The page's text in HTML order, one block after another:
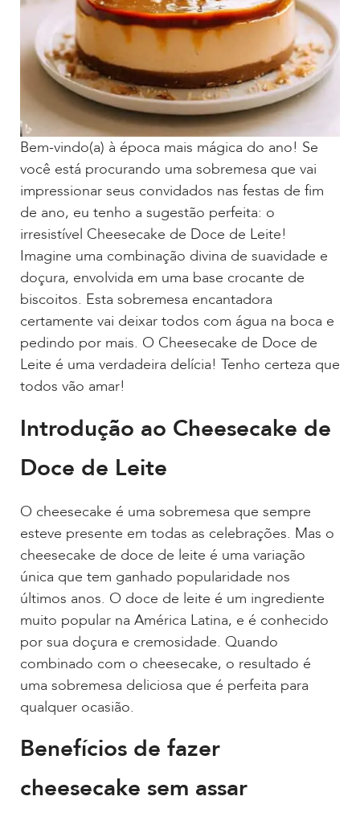
Bem-vindo(a) à época mais mágica do ano! Se
você está procurando uma sobremesa que vai
impressionar seus convidados nas festas de fim
de ano, eu tenho a sugestão perfeita: o
irresistível Cheesecake de Doce de Leite!
Imagine uma combinação divina de suavidade e
doçura, envolvida em uma base crocante de
biscoitos. Esta sobremesa encantadora
certamente vai deixar todos com água na boca e
pedindo por mais. O Cheesecake de Doce de
Leite é uma verdadeira delícia! Tenho certeza que
todos vão amar!
Introdução ao Cheesecake de
Doce de Leite
O cheesecake é uma sobremesa que sempre
esteve presente em todas as celebrações. Mas o
cheesecake de doce de leite é uma variação
única que tem ganhado popularidade nos
últimos anos. O doce de leite é um ingrediente
muito popular na América Latina, e é conhecido
por sua doçura e cremosidade. Quando
combinado com o cheesecake, o resultado é
uma sobremesa deliciosa que é perfeita para
qualquer ocasião.
Benefícios de fazer
cheesecake sem assar